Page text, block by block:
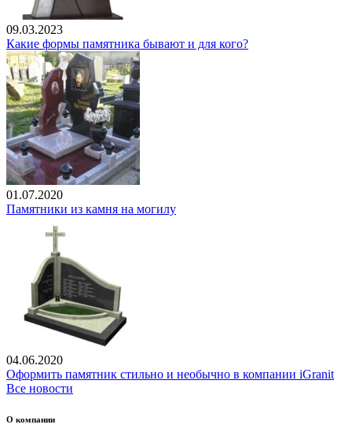
09.03.2023
Какие формы памятника бывают и для кого?
01.07.2020
Памятники из камня на могилу
04.06.2020
Оформить памятник стильно и необычно в компании iGranit
Все новости
О компании